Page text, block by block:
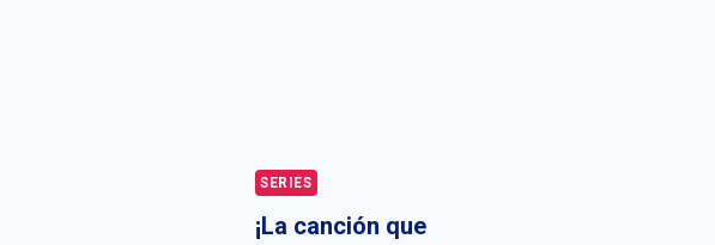
SERIES
¡La canción que